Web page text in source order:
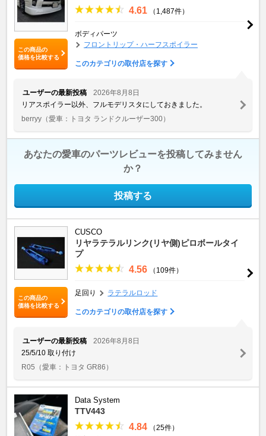
この商品の
価格を比較する
4.61 （1,487件）
ボディパーツ
フロントリップ・ハーフスポイラー
このカテゴリの取付店を探す
ユーザーの最新投稿
2026年8月8日
リアスポイラー以外、フルモデリスタにしておきました。
berryy （愛車：トヨタ ランドクルーザー300）
あなたの愛車のパーツレビューを投稿してみません
か？
投稿する
この商品の
価格を比較する
CUSCO
リヤラテラルリンク(リヤ側)ピロボールタイ
プ
4.56 （109件）
足回り ラテラルロッド
このカテゴリの取付店を探す
ユーザーの最新投稿
2026年8月8日
25/5/10 取り付け
R05 （愛車：トヨタ GR86）
Data System
TTV443
4.84
（25件）